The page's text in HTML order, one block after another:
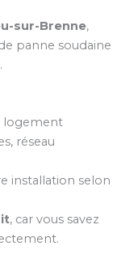
sur-Brenne,
panne soudaine
réseau
installation selon
, car vous savez